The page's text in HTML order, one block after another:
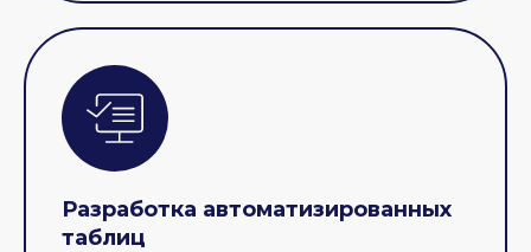
Разработка автоматизированных
таблиц